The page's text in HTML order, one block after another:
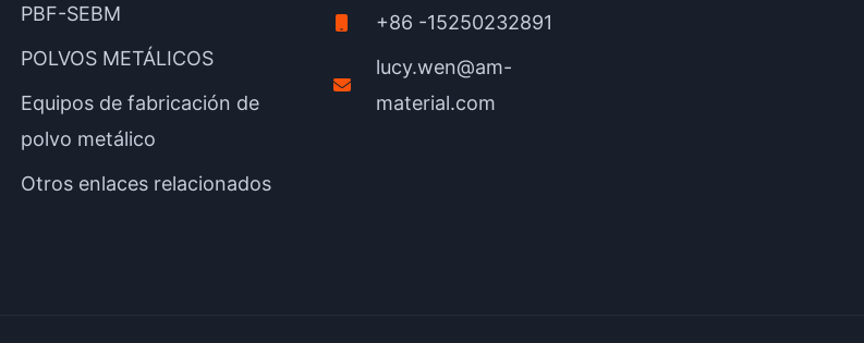
PBF-SEBM
POLVOS METÁLICOS
Equipos de fabricación de
polvo metálico
Otros enlaces relacionados
+86 -15250232891
lucy.wen@am-
material.com